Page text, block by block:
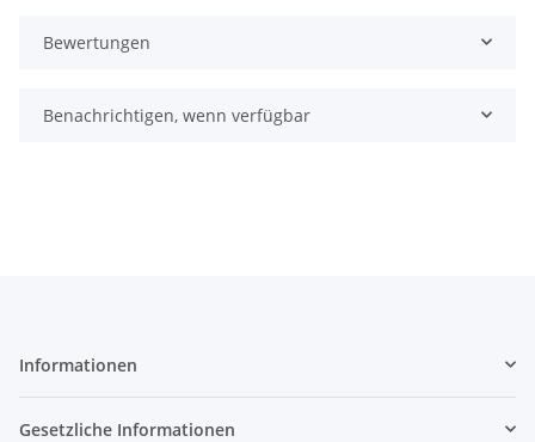
Bewertungen
Benachrichtigen, wenn verfügbar
Informationen
Gesetzliche Informationen